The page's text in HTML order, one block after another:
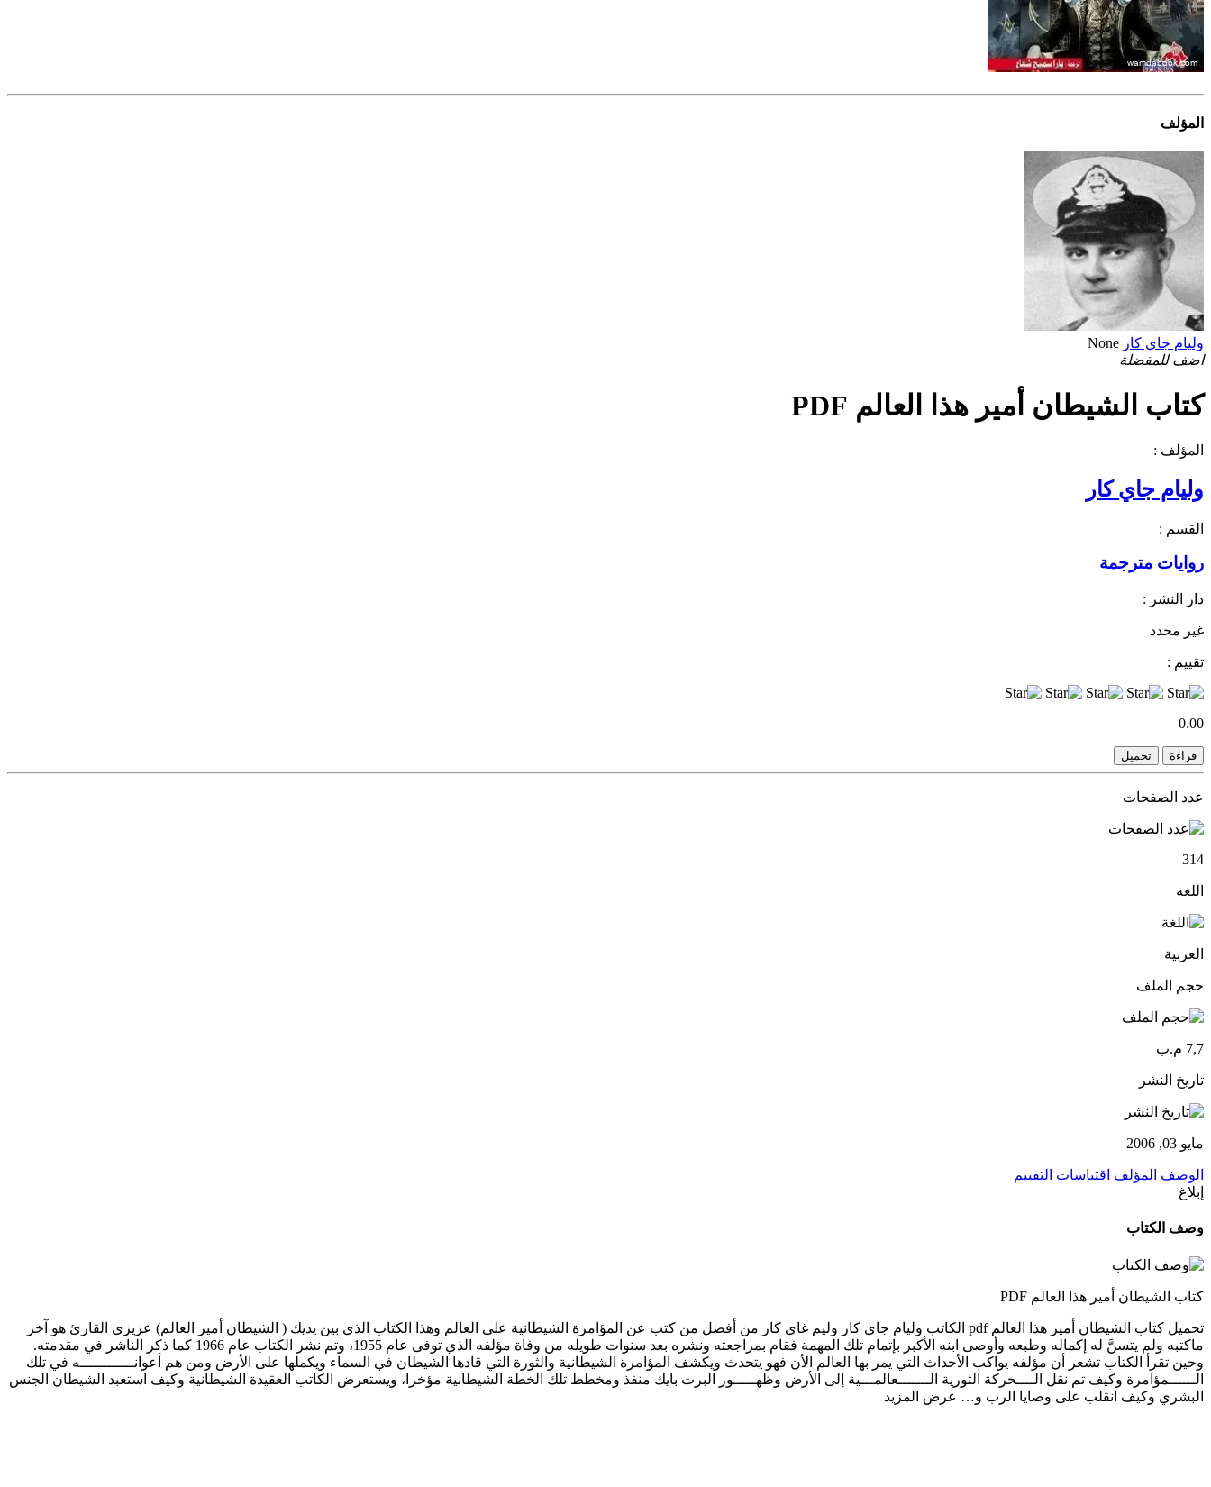
المؤلف
وليام جاي كار None
اضف للمفضلة
كتاب الشيطان أمير هذا العالم PDF
المؤلف :
وليام جاي كار
القسم :
روايات مترجمة
دار النشر :
غير محدد
تقييم :
0.00
قراءة تحميل
عدد الصفحات
314
اللغة
العربية
حجم الملف
7,7 م.ب
تاريخ النشر
مايو 03, 2006
الوصف المؤلف اقتباسات التقييم
إبلاغ
وصف الكتاب
كتاب الشيطان أمير هذا العالم PDF
تحميل كتاب الشيطان أمير هذا العالم pdf الكاتب وليام جاي كار وليم غاى كار من أفضل من كتب عن المؤامرة الشيطانية على العالم وهذا الكتاب الذي بين يديك ( الشيطان أمير العالم) عزيزى القارئ هو آخر
ماكتبه ولم يتسنَّ له إكماله وطبعه وأوصى ابنه الأكبر بإتمام تلك المهمة فقام بمراجعته ونشره بعد سنوات طويله من وفاة مؤلفه الذي توفى عام 1955، وتم نشر الكتاب عام 1966 كما ذكر الناشر في مقدمته.
وحين تقرأ الكتاب تشعر أن مؤلفه يواكب الأحداث التي يمر بها العالم الأن فهو يتحدث ويكشف المؤامرة الشيطانية والثورة التي قادها الشيطان في السماء ويكملها على الأرض ومن هم أعوانــــــــــــه في تلك
الــــــمؤامرة وكيف تم نقل الــــحركة الثورية الـــــــعالمـــية إلى الأرض وظهـــــور البرت بايك منفذ ومخطط تلك الخطة الشيطانية مؤخرا، ويستعرض الكاتب العقيدة الشيطانية وكيف استعبد الشيطان الجنس
البشري وكيف انقلب على وصايا الرب و… عرض المزيد